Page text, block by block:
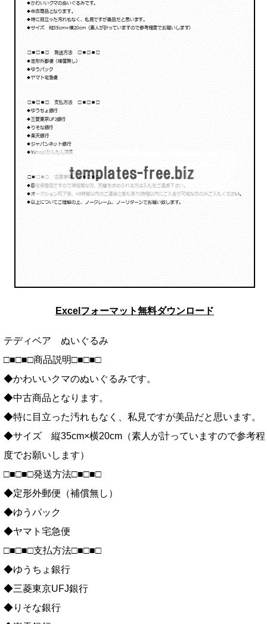
Excelフォーマット無料ダウンロード
テディベア ぬいぐるみ
□■□■□商品説明□■□■□
◆かわいいクマのぬいぐるみです。
◆中古商品となります。
◆特に目立った汚れもなく、私見ですが美品だと思います。
◆サイズ 縦35cm×横20cm（素人が計っていますので参考程
度でお願いします）
□■□■□発送方法□■□■□
◆定形外郵便（補償無し）
◆ゆうパック
◆ヤマト宅急便
□■□■□支払方法□■□■□
◆ゆうちょ銀行
◆三菱東京UFJ銀行
◆りそな銀行